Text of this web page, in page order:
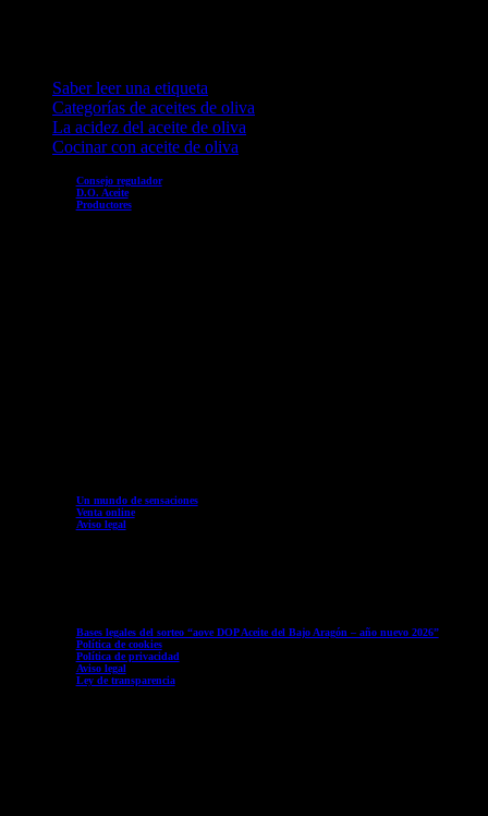
Saber leer una etiqueta
Categorías de aceites de oliva
La acidez del aceite de oliva
Cocinar con aceite de oliva
Consejo regulador
D.O. Aceite
Productores
Un mundo de sensaciones
Venta online
Aviso legal
Bases legales del sorteo “aove DOP Aceite del Bajo Aragón – año nuevo 2026”
Política de cookies
Política de privacidad
Aviso legal
Ley de transparencia